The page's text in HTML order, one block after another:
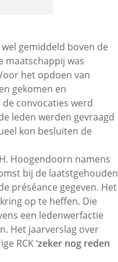
gemiddeld boven de
maatschappij was
het opdoen van
gekomen en
convocaties werd
leden werden gevraagd
kon besluiten de
Hoogendoorn namens
bij de laatstgehouden
préséance gegeven. Het
op te heffen. Die
een ledenwerfactie
Het jaarverslag over
RCK ‘zeker nog reden